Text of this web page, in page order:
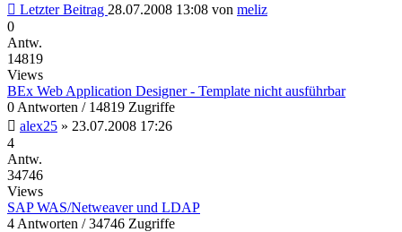
Letzter Beitrag 28.07.2008 13:08 von meliz
0
Antw.
14819
Views
BEx Web Application Designer - Template nicht ausführbar
0 Antworten / 14819 Zugriffe
alex25 » 23.07.2008 17:26
4
Antw.
34746
Views
SAP WAS/Netweaver und LDAP
4 Antworten / 34746 Zugriffe